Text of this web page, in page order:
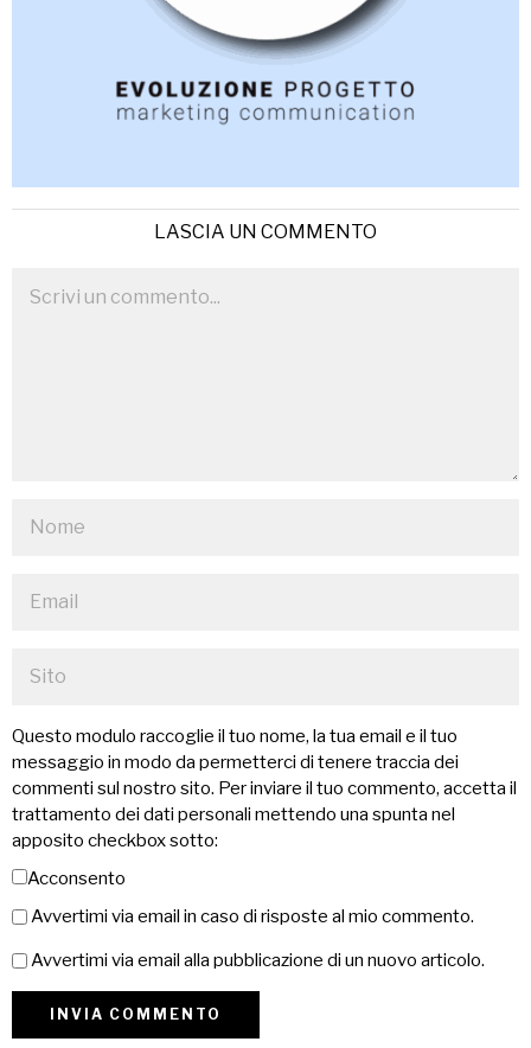
LASCIA UN COMMENTO
Questo modulo raccoglie il tuo nome, la tua email e il tuo
messaggio in modo da permetterci di tenere traccia dei
commenti sul nostro sito. Per inviare il tuo commento, accetta il
trattamento dei dati personali mettendo una spunta nel
apposito checkbox sotto:
Acconsento
Avvertimi via email in caso di risposte al mio commento.
Avvertimi via email alla pubblicazione di un nuovo articolo.